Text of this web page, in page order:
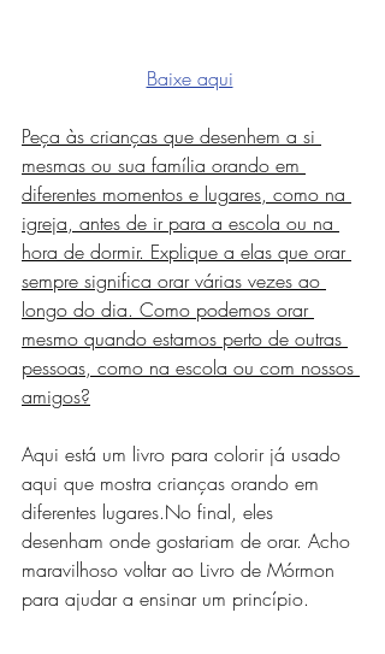
Baixe aqui
Peça às crianças que desenhem a si
mesmas ou sua família orando em
diferentes momentos e lugares, como na
igreja, antes de ir para a escola ou na
hora de dormir. Explique a elas que orar
sempre significa orar várias vezes ao
longo do dia. Como podemos orar
mesmo quando estamos perto de outras
pessoas, como na escola ou com nossos
amigos?
Aqui está um livro para colorir já usado
aqui que mostra crianças orando em
diferentes lugares.No final, eles
desenham onde gostariam de orar. Acho
maravilhoso voltar ao Livro de Mórmon
para ajudar a ensinar um princípio.